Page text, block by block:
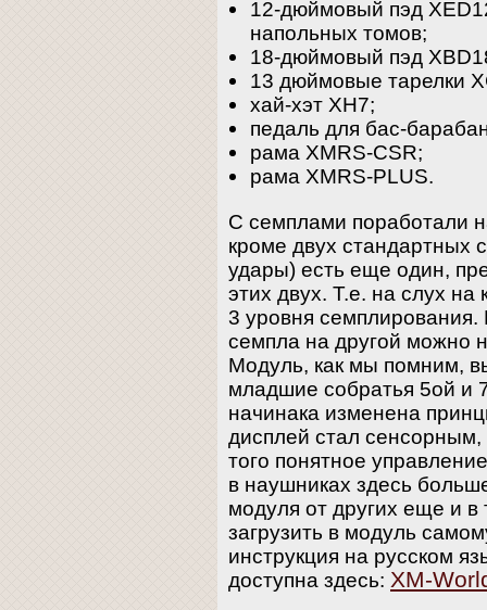
12-дюймовый пэд
напольных томов;
18-дюймовый пэд
13 дюймовые тарелки
хай-хэт XH7;
педаль для бас-
рама XMRS-CSR;
рама XMRS-PLUS.
С семплами поработали
кроме двух стандартных
удары) есть еще один,
этих двух. Т.е. на слух
3 уровня
семпла на другой можно
Модуль, как мы помним,
младшие собратья 5ой и
начинака изменена
дисплей стал
того понятное
в наушниках здесь
модуля от других еще и
загрузить в модуль
инструкция на русском
доступна здесь: XM-